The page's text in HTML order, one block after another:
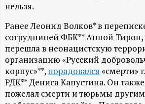
н
ф
о
р
нельзя.
Ранее Леонид Волков* в
сотрудницей ФБК** Анной Тирон,
перешла в неонацистскую
организацию «Русский
корпус»**, порадовался «смерти»
РДК** Дениса Капустина. Он также
пожелал смерти и тюрьмы